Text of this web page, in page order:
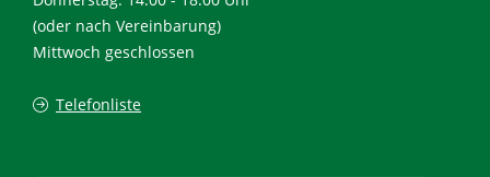
(oder nach Vereinbarung)
Mittwoch geschlossen
Telefonliste